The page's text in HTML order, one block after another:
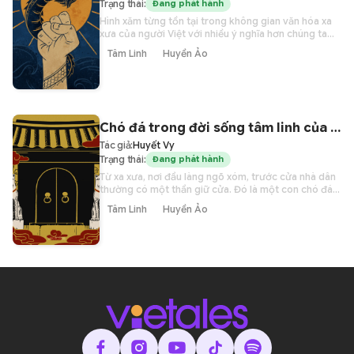
Trạng thái:
Đang phát hành
Hình xăm từng tồn tại trong không gian văn hóa xa
xưa của người Việt với nhiều ý nghĩa hơn chúng ta
tưởng. Người Việt thời cổ đến tận thời Lý – Trần, giữ
gìn tập tục xăm mình hình Rồng “giống Long Quân”,
Tâm Linh Huyền Ảo
Chó đá trong đời sống tâm linh của người Việt
Tác giả:Huyết Vy
Trạng thái:
Đang phát hành
Từ xa xưa, nơi đầu làng ngõ xóm, trước cửa nhà dân
thường có một thần giữ cửa. Đó là một con chó đá
được đục đẽo sinh động và ưa nhìn. Con chó từ nhà
trời, nó trông nhà coi xóm và mang lại thịnh vượng
Tâm Linh Huyền Ảo